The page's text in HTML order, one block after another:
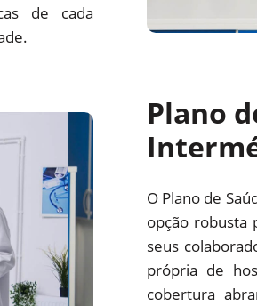
de cada
Plano
O Plano de
opção robusta
seus
própria de
cobertura